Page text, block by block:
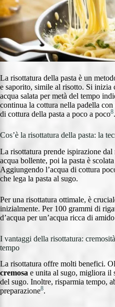
La risottatura della pasta è un
e saporito, simile al risotto. Si inizia
acqua salata per metà del tempo
continua la cottura nella padella
di cottura della pasta a poco a poco8.
Cos’è la risottatura della pasta: la
La risottatura prende ispirazione
acqua bollente, poi la pasta è
Aggiungendo l’acqua di cottura
che lega la pasta al sugo.
Per una risottatura ottimale, è
inizialmente. Per 100 grammi di
d’acqua per un’acqua ricca di
I vantaggi della risottatura:
tempo
La risottatura offre molti benefici.
cremosa e unita al sugo, migliora il
del sugo. Inoltre, risparmia tempo,
preparazione8.